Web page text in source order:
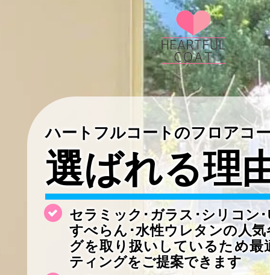
ハートフルコートのフロアコ
選ばれる理
セラミック･ガラス･シリコン
すべらん･水性ウレタンの人
グを取り扱いしているため最
ティングをご提案できます